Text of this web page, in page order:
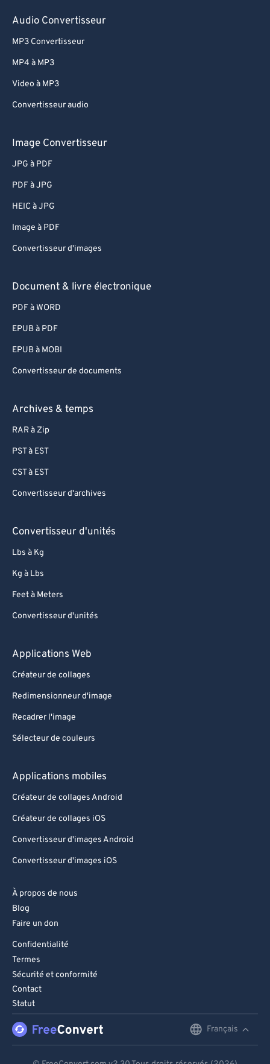
Audio Convertisseur
MP3 Convertisseur
MP4 à MP3
Video à MP3
Convertisseur audio
Image Convertisseur
JPG à PDF
PDF à JPG
HEIC à JPG
Image à PDF
Convertisseur d'images
Document & livre électronique
PDF à WORD
EPUB à PDF
EPUB à MOBI
Convertisseur de documents
Archives & temps
RAR à Zip
PST à EST
CST à EST
Convertisseur d'archives
Convertisseur d'unités
Lbs à Kg
Kg à Lbs
Feet à Meters
Convertisseur d'unités
Applications Web
Créateur de collages
Redimensionneur d'image
Recadrer l'image
Sélecteur de couleurs
Applications mobiles
Créateur de collages Android
Créateur de collages iOS
Convertisseur d'images Android
Convertisseur d'images iOS
À propos de nous
Blog
Faire un don
Confidentialité
Termes
Sécurité et conformité
Contact
Statut
Français